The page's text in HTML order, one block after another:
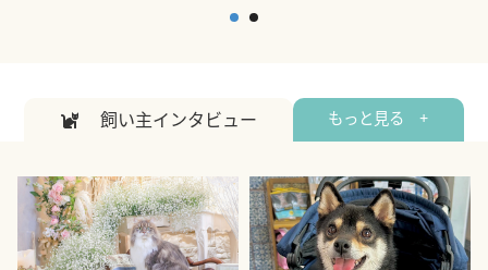
飼い主インタビュー もっと見る +